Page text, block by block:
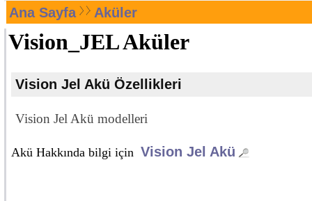
Ana Sayfa Aküler
Vision_JEL Aküler
Vision Jel Akü Özellikleri
Vision Jel Akü modelleri
Akü Hakkında bilgi için Vision Jel Akü